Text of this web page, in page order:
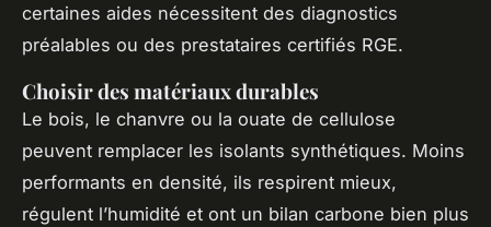
certaines aides nécessitent des diagnostics
préalables ou des prestataires certifiés RGE.
Choisir des matériaux durables
Le bois, le chanvre ou la ouate de cellulose
peuvent remplacer les isolants synthétiques. Moins
performants en densité, ils respirent mieux,
régulent l’humidité et ont un bilan carbone bien plus